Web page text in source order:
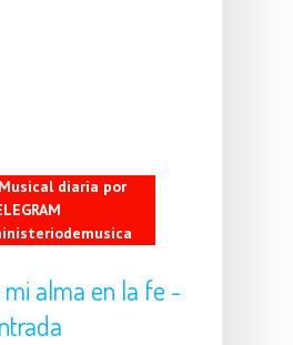
diaria por
alma en la fe -